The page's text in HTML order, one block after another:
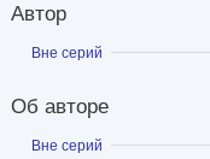
Автор
Показать
Вне серий
Об авторе
Показать
Вне серий